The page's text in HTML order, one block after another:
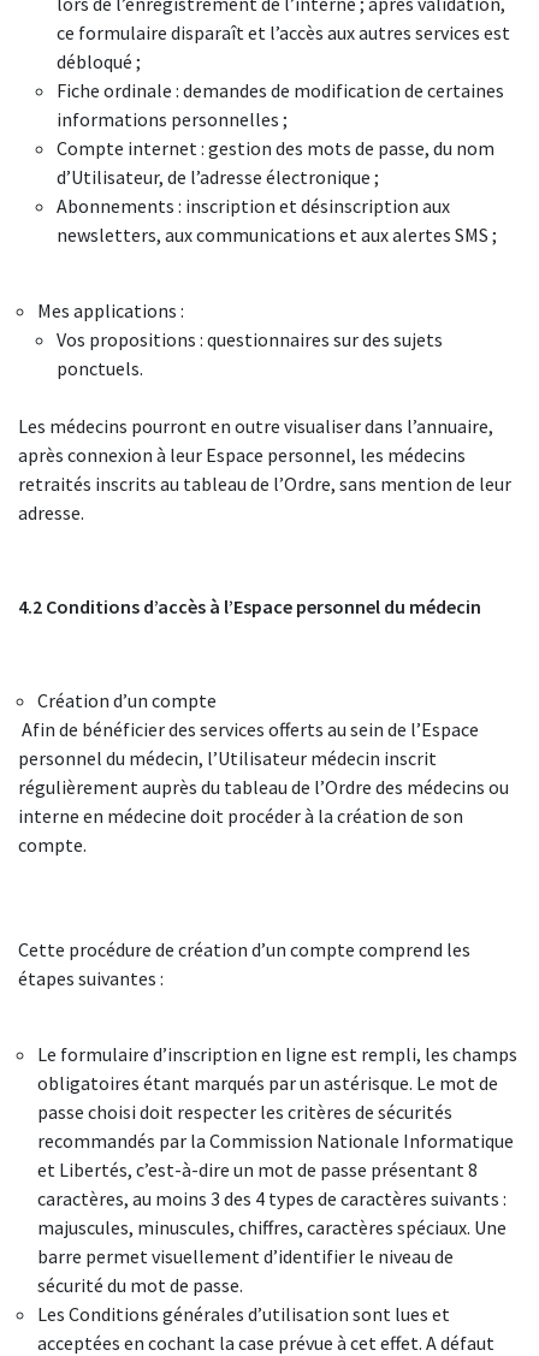
ce formulaire disparaît et l’accès aux autres services est
débloqué ;
Fiche ordinale : demandes de modification de certaines
informations personnelles ;
Compte internet : gestion des mots de passe, du nom
d’Utilisateur, de l’adresse électronique ;
Abonnements : inscription et désinscription aux
newsletters, aux communications et aux alertes SMS ;
Mes applications :
Vos propositions : questionnaires sur des sujets
ponctuels.
Les médecins pourront en outre visualiser dans l’annuaire,
après connexion à leur Espace personnel, les médecins
retraités inscrits au tableau de l’Ordre, sans mention de leur
adresse.
4.2 Conditions d’accès à l’Espace personnel du médecin
Création d’un compte
Afin de bénéficier des services offerts au sein de l’Espace
personnel du médecin, l’Utilisateur médecin inscrit
régulièrement auprès du tableau de l’Ordre des médecins ou
interne en médecine doit procéder à la création de son
compte.
Cette procédure de création d’un compte comprend les
étapes suivantes :
Le formulaire d’inscription en ligne est rempli, les champs
obligatoires étant marqués par un astérisque. Le mot de
passe choisi doit respecter les critères de sécurités
recommandés par la Commission Nationale Informatique
et Libertés, c’est-à-dire un mot de passe présentant 8
caractères, au moins 3 des 4 types de caractères suivants :
majuscules, minuscules, chiffres, caractères spéciaux. Une
barre permet visuellement d’identifier le niveau de
sécurité du mot de passe.
Les Conditions générales d’utilisation sont lues et
acceptées en cochant la case prévue à cet effet. A défaut